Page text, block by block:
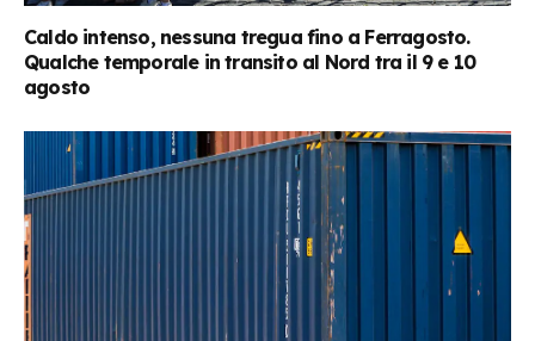
Caldo intenso, nessuna tregua fino a Ferragosto.
Qualche temporale in transito al Nord tra il 9 e 10
agosto